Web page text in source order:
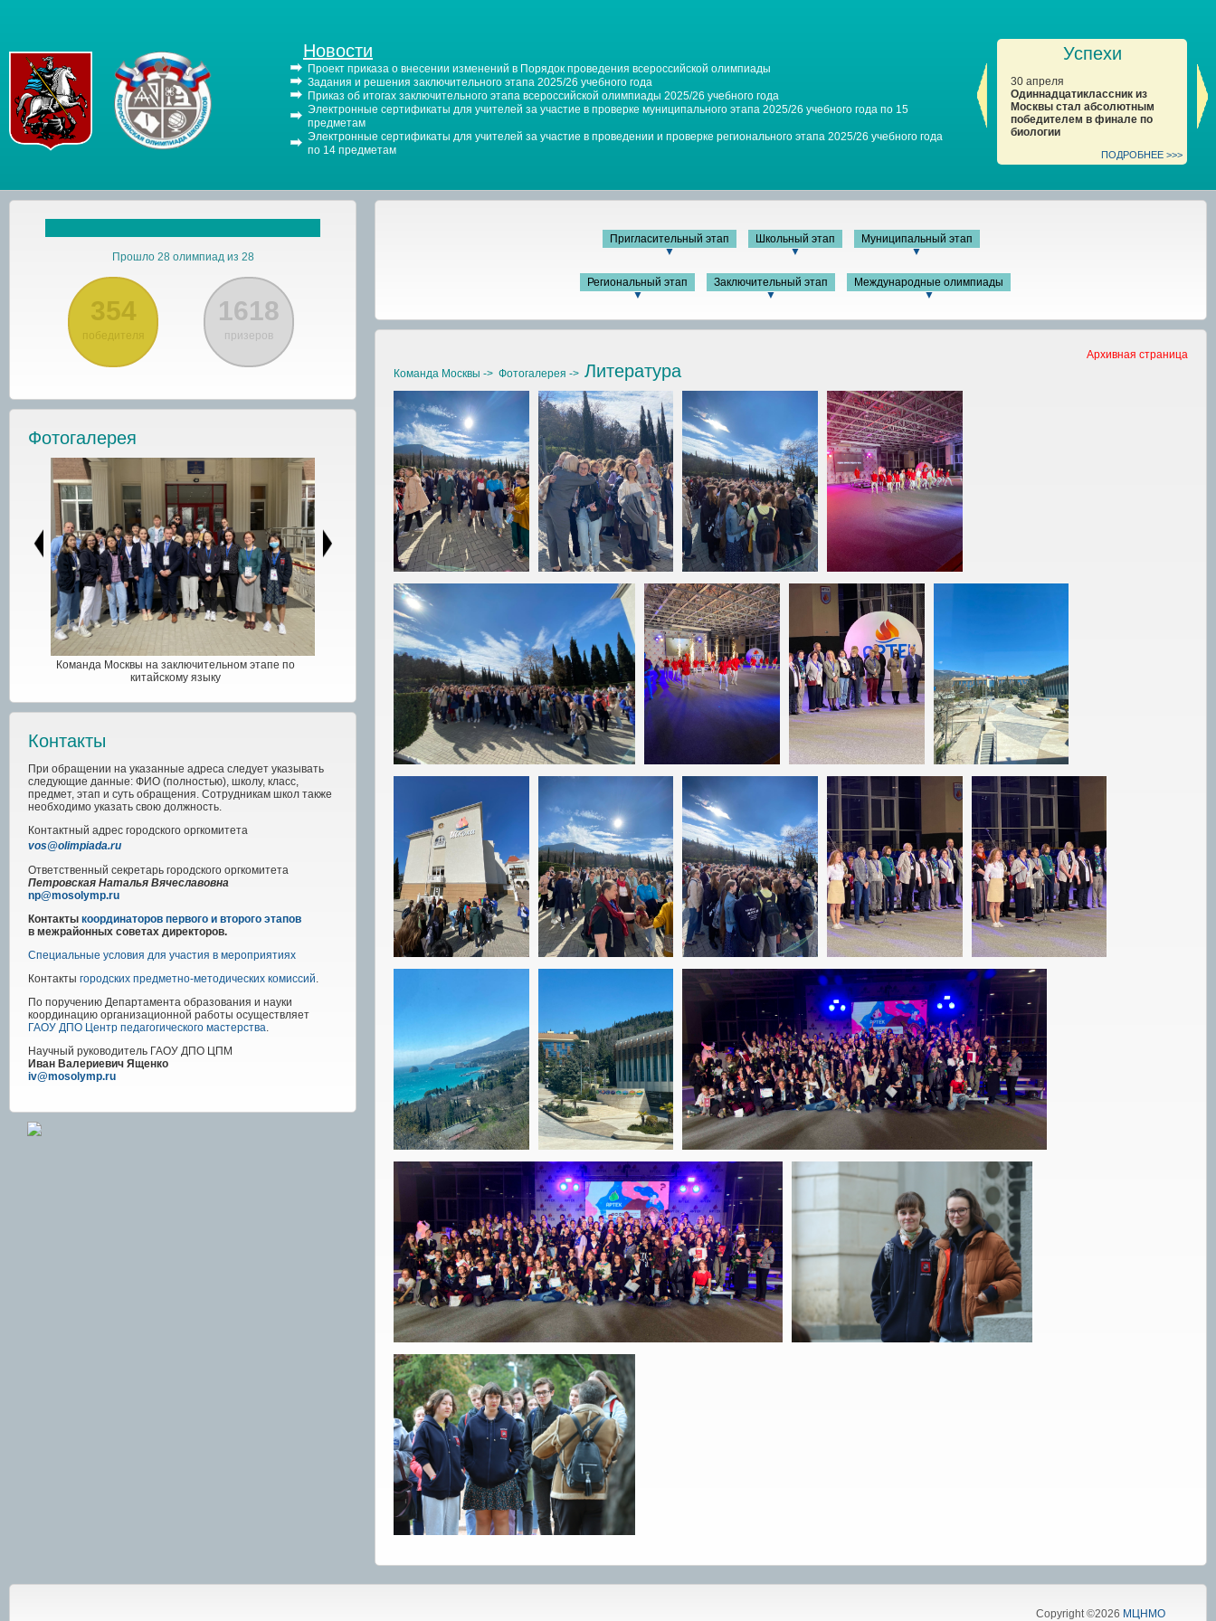
Новости
Проект приказа о внесении изменений в Порядок проведения всероссийской олимпиады
Задания и решения заключительного этапа 2025/26 учебного года
Приказ об итогах заключительного этапа всероссийской олимпиады 2025/26 учебного года
Электронные сертификаты для учителей за участие в проверке муниципального этапа 2025/26 учебного года по 15
предметам
Электронные сертификаты для учителей за участие в проведении и проверке регионального этапа 2025/26 учебного года
по 14 предметам
Успехи
30 апреля
Одиннадцатиклассник из
Москвы стал абсолютным
победителем в финале по
биологии
ПОДРОБНЕЕ >>>
30
Прошло 28 олимпиад из 28
354
победителя
1618
призеров
Фотогалерея
Команда Москвы на заключительном этапе по
китайскому языку
Контакты
При обращении на указанные адреса следует указывать
следующие данные: ФИО (полностью), школу, класс,
предмет, этап и суть обращения. Сотрудникам школ также
необходимо указать свою должность.
Контактный адрес городского оргкомитета
vos@olimpiada.ru
Ответственный секретарь городского оргкомитета
Петровская Наталья Вячеславовна
np@mosolymp.ru
Контакты координаторов первого и второго этапов
в межрайонных советах директоров.
Специальные условия для участия в мероприятиях
Контакты городских предметно-методических комиссий.
По поручению Департамента образования и науки
координацию организационной работы осуществляет
ГАОУ ДПО Центр педагогического мастерства.
Научный руководитель ГАОУ ДПО ЦПМ
Иван Валериевич Ященко
iv@mosolymp.ru
Пригласительный этап
▼
Школьный этап
▼
Муниципальный этап
▼
Региональный этап
▼
Заключительный этап
▼
Международные олимпиады
▼
Архивная страница
Команда Москвы -> Фотогалерея -> Литература
Copyright ©2026 МЦНМО